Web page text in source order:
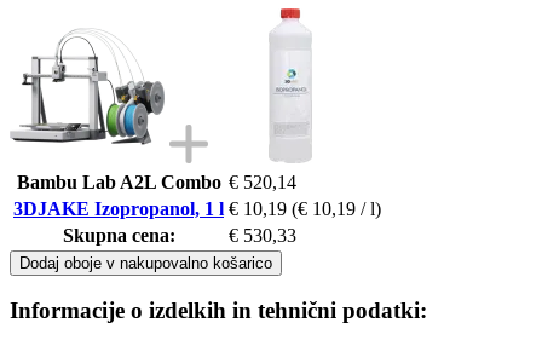
Bambu Lab A2L Combo € 520,14
3DJAKE Izopropanol, 1 l € 10,19 (€ 10,19 / l)
Skupna cena:
€ 530,33
Dodaj oboje v nakupovalno košarico
Informacije o izdelkih in tehnični podatki: